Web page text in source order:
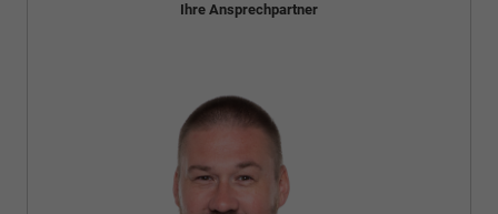
Ihre Ansprechpartner